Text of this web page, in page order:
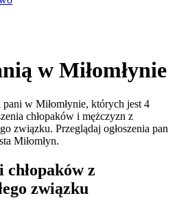
w Miłomłynie
w Miłomłynie, których jest 4
chłopaków i mężczyzn z
związku. Przeglądaj ogłoszenia pan
Miłomłyn.
z
związku